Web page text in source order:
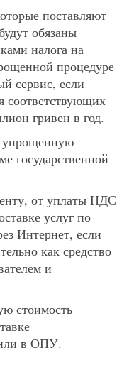
поставляют
обязаны
налога на
процедуре
сервис, если
соответствующих
гривен в год.
упрощенную
государственной
от уплаты НДС
услуг по
Интернет, если
как средство
и
стоимость
в ОПУ.